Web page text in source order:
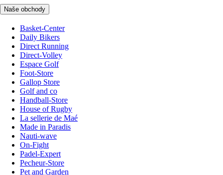
Naše obchody
Basket-Center
Daily Bikers
Direct Running
Direct-Volley
Espace Golf
Foot-Store
Gallop Store
Golf and co
Handball-Store
House of Rugby
La sellerie de Maé
Made in Paradis
Nauti-wave
On-Fight
Padel-Expert
Pecheur-Store
Pet and Garden